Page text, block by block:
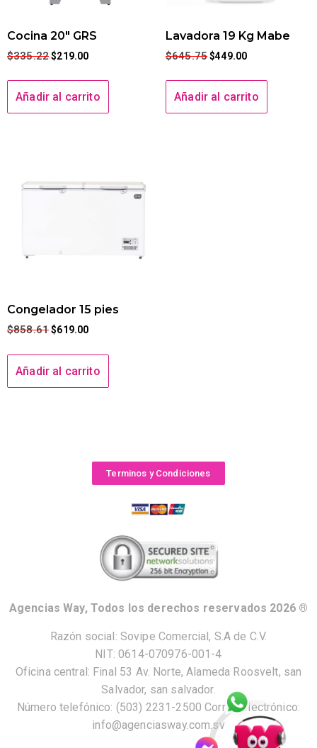
Cocina 20″ GRS
$335.22 $219.00
Añadir al carrito
Lavadora 19 Kg Mabe
$645.75 $449.00
Añadir al carrito
Congelador 15 pies
$858.61 $619.00
Añadir al carrito
Terminos y Condiciones
Agencias Way, Todos los derechos reservados 2026 ®
Razón social: Sovipe Comercial, S.A de C.V.
NIT: 0614-070976-001-4
Oficina central: Final 53 Av. Norte, Alameda Roosvelt, san
Salvador, san salvador.
Número telefónico: (503) 2231-2500 Correo electrónico:
info@agenciasway.com.sv